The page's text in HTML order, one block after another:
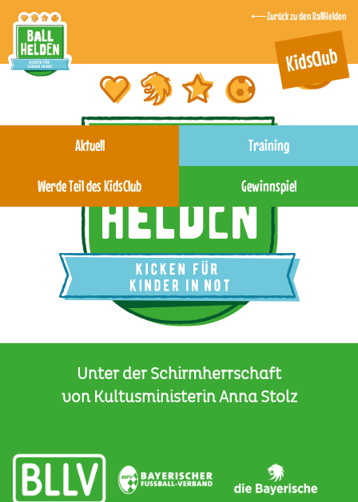
Zurück zu den BallHelden
Aktuell Training
Werde Teil des KidsClub Gewinnspiel
KidsClub
Unter der Schirmherrschaft
von Kultusministerin Anna Stolz